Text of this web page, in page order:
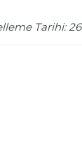
Tarihi: